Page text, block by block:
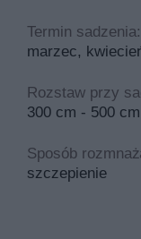
Termin sadzenia:
marzec,
Rozstaw przy
300 cm - 500 cm
Sposób
szczepienie